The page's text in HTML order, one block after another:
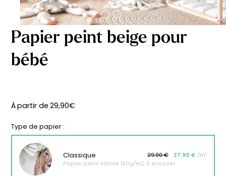
29,90€
29,90€
Papier peint beige pour
bébé
À partir de29,90€
Type de papier :
Classique 29.90 € 27.90 € /m²
Papier peint intissé 160g/m2 A encoller.